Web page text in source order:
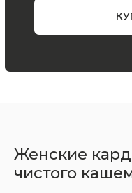
Женские
чистого
конфиденциальности